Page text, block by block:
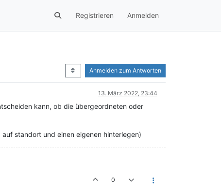
Registrieren Anmelden
Anmelden zum Antworten
13. März 2022, 23:44
kann, ob die übergeordneten oder
standort und einen eigenen hinterlegen)
0